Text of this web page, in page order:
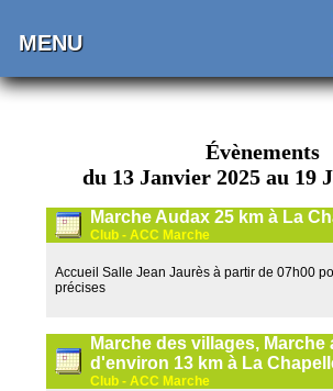
MENU
Évènements
du 13 Janvier 2025 au 19
Marche Audax 25 km à La
Club - ACC Marche
Accueil Salle Jean Jaurès à partir de 07h00
précises
Marche des villages,
d'environ 13 km à La
Club - ACC Marche